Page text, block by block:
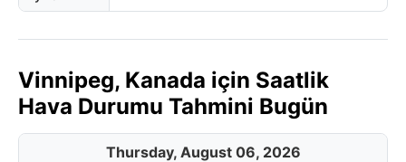
Vinnipeg, Kanada için Saatlik
Hava Durumu Tahmini Bugün
Thursday, August 06, 2026